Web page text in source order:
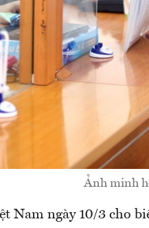
Ảnh minh
Nam ngày 10/3 cho